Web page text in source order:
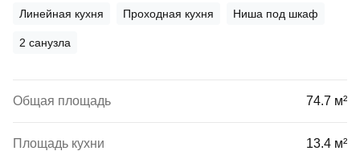
Линейная кухня Проходная кухня Ниша под шкаф
2 санузла
Общая площадь 74.7 м²
Площадь кухни 13.4 м²